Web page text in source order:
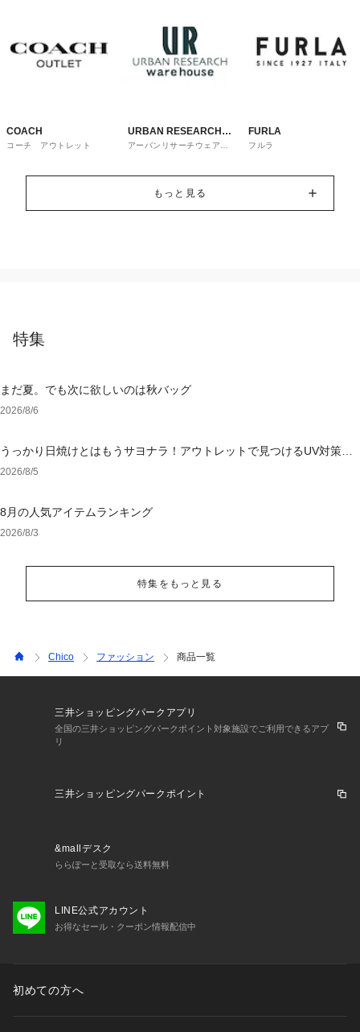
COACH
コーチ アウトレット
URBAN RESEARCH
ware house
アーバンリサーチウェアハ
FURLA
フルラ
もっと見る
特集
まだ夏。でも次に欲しいのは秋バッグ
2026/8/6
うっかり日焼けとはもうサヨナラ！アウトレットで見つけるUV対策ウ
ェア
2026/8/5
8月の人気アイテムランキング
2026/8/3
特集をもっと見る
Chico ファッション 商品一覧
三井ショッピングパークアプリ
全国の三井ショッピングパークポイント対象施設でご利用できるアプ
リ
三井ショッピングパークポイント
&mallデスク
ららぽーと受取なら送料無料
LINE公式アカウント
お得なセール・クーポン情報配信中
初めての方へ